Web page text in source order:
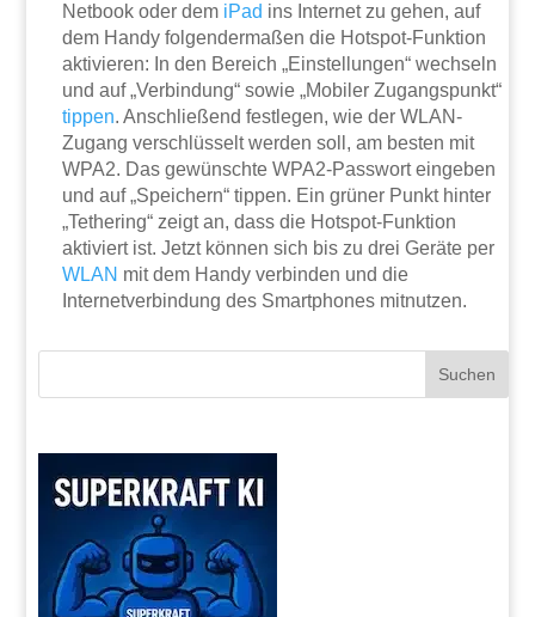
Netbook oder dem iPad ins Internet zu gehen, auf
dem Handy folgendermaßen die Hotspot-Funktion
aktivieren: In den Bereich „Einstellungen“ wechseln
und auf „Verbindung“ sowie „Mobiler Zugangspunkt“
tippen. Anschließend festlegen, wie der WLAN-
Zugang verschlüsselt werden soll, am besten mit
WPA2. Das gewünschte WPA2-Passwort eingeben
und auf „Speichern“ tippen. Ein grüner Punkt hinter
„Tethering“ zeigt an, dass die Hotspot-Funktion
aktiviert ist. Jetzt können sich bis zu drei Geräte per
WLAN mit dem Handy verbinden und die
Internetverbindung des Smartphones mitnutzen.